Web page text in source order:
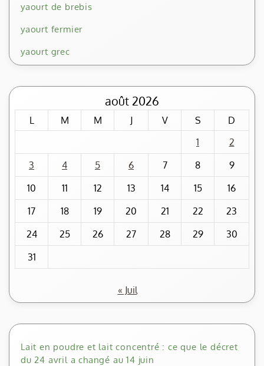
yaourt de brebis
yaourt fermier
yaourt grec
août 2026
L M M J V S
D
1
2
3
4 5 6 7 8
9
10
11 12 13 14 15
16
17
18 19 20 21 22
23
24
25 26 27 28 29
30
31
« Juil
Lait en poudre et lait concentré : ce que le décret
du 24 avril a changé au 14 juin